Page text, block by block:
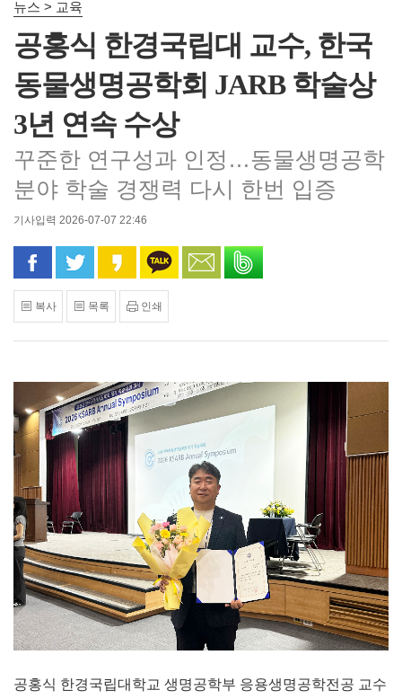
뉴스 > 교육
공홍식 한경국립대 교수, 한국
동물생명공학회 JARB 학술상
3년 연속 수상
꾸준한 연구성과 인정…동물생명공학
분야 학술 경쟁력 다시 한번 입증
기사입력 2026-07-07 22:46
페이스북으로 공유
트위터로 공유카카오 스토리로 공유
카카오톡으로 공유
문자로 공유
복사 목록 인쇄
공홍식 한경국립대학교 생명공학부 응용생명공학전공 교수